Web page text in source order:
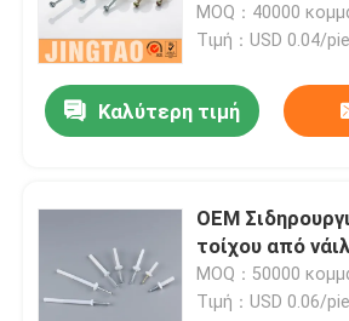
MOQ：40000
Τιμή：USD 0.04/
Καλύτερη τιμή
OEM
τοίχου από
MOQ：50000
Τιμή：USD 0.06/